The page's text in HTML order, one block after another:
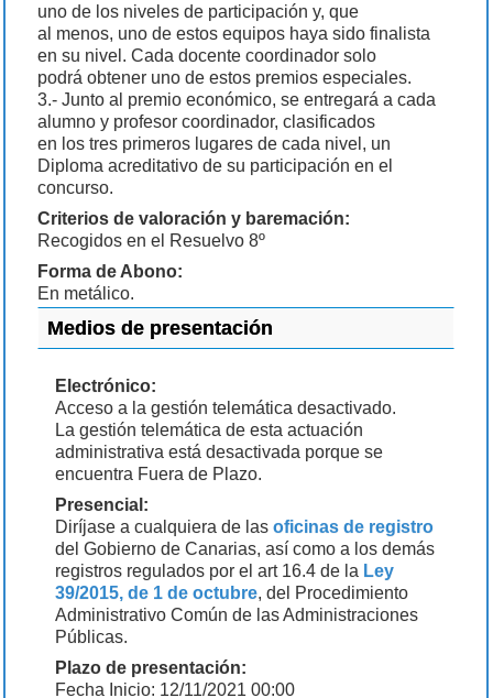
uno de los niveles de participación y, que
al menos, uno de estos equipos haya sido finalista
en su nivel. Cada docente coordinador solo
podrá obtener uno de estos premios especiales.
3.- Junto al premio económico, se entregará a cada
alumno y profesor coordinador, clasificados
en los tres primeros lugares de cada nivel, un
Diploma acreditativo de su participación en el
concurso.
Criterios de valoración y baremación:
Recogidos en el Resuelvo 8º
Forma de Abono:
En metálico.
Medios de presentación
Electrónico:
Acceso a la gestión telemática desactivado.
La gestión telemática de esta actuación
administrativa está desactivada porque se
encuentra Fuera de Plazo.
Presencial:
Diríjase a cualquiera de lasoficinas de registro
del Gobierno de Canarias, así como a los demás
registros regulados por el art 16.4 de la Ley
39/2015, de 1 de octubre, del Procedimiento
Administrativo Común de las Administraciones
Públicas.
Plazo de presentación:
Fecha Inicio: 12/11/2021 00:00